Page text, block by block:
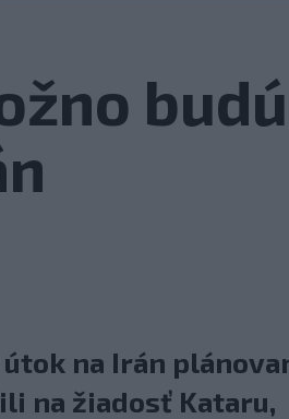
na Irán
na žiadosť Kataru,